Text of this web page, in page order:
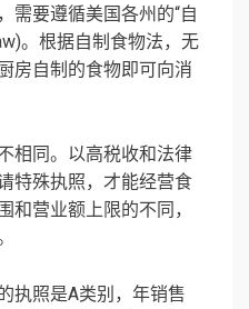
需要遵循美国各州的“自
。根据自制食物法，无
房自制的食物即可向消
相同。以高税收和法律
特殊执照，才能经营食
和营业额上限的不同，
执照是A类别，年销售